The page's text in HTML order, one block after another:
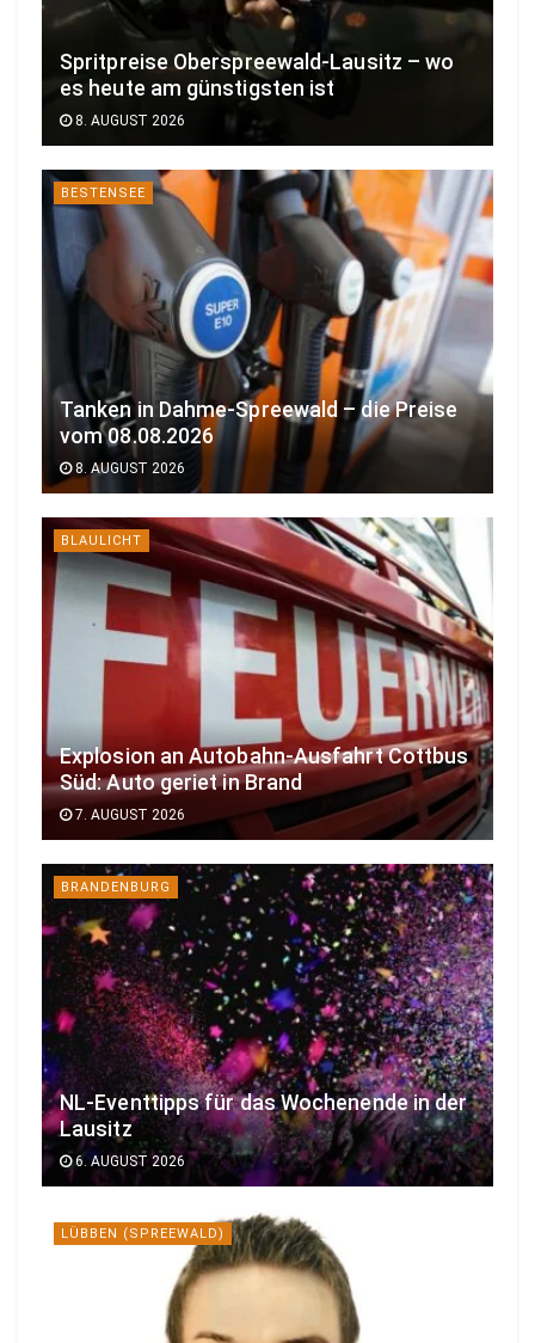
Spritpreise Oberspreewald-Lausitz – wo
es heute am günstigsten ist
8. AUGUST 2026
BESTENSEE
Tanken in Dahme-Spreewald – die Preise
vom 08.08.2026
8. AUGUST 2026
BLAULICHT
Explosion an Autobahn-Ausfahrt Cottbus
Süd: Auto geriet in Brand
7. AUGUST 2026
BRANDENBURG
NL-Eventtipps für das Wochenende in der
Lausitz
6. AUGUST 2026
LÜBBEN (SPREEWALD)